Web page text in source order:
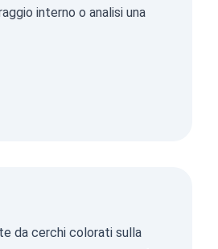
interno o analisi una
da cerchi colorati sulla